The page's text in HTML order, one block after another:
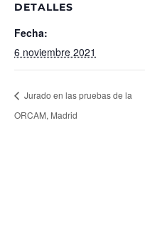
DETALLES
Fecha:
6 noviembre 2021
Jurado en las pruebas de la
ORCAM, Madrid